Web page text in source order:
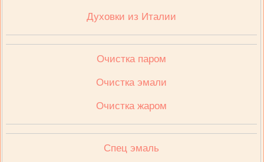
Духовки из Италии
Очистка паром
Очистка эмали
Очистка жаром
Спец эмаль